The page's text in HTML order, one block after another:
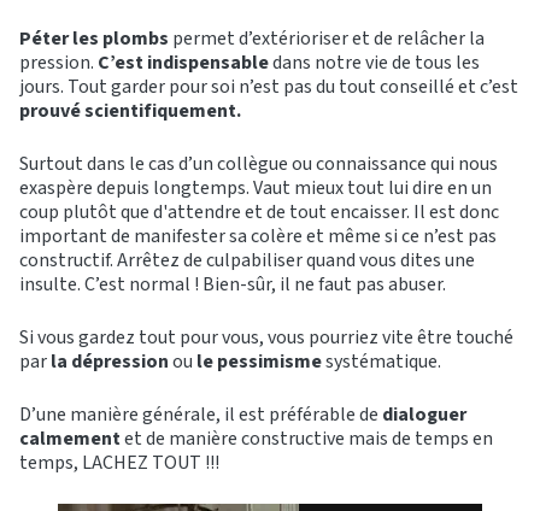
Péter les plombs permet d’extérioriser et de relâcher la
pression. C’est indispensabledans notre vie de tous les
jours. Tout garder pour soi n’est pas du tout conseillé et c’est
prouvé scientifiquement.
Surtout dans le cas d’un collègue ou connaissance qui nous
exaspère depuis longtemps. Vaut mieux tout lui dire en un
coup plutôt que d'attendre et de tout encaisser. Il est donc
important de manifester sa colère et même si ce n’est pas
constructif. Arrêtez de culpabiliser quand vous dites une
insulte. C’est normal ! Bien-sûr, il ne faut pas abuser.
Si vous gardez tout pour vous, vous pourriez vite être touché
parla dépressionou le pessimismesystématique.
D’une manière générale, il est préférable de dialoguer
calmementet de manière constructive mais de temps en
temps, LACHEZ TOUT !!!